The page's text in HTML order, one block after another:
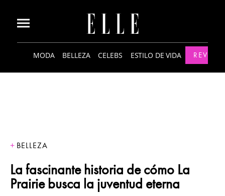
MODA BELLEZA CELEBS ESTILO DE VIDA
BELLEZA
La fascinante historia de cómo La
Prairie busca la juventud eterna